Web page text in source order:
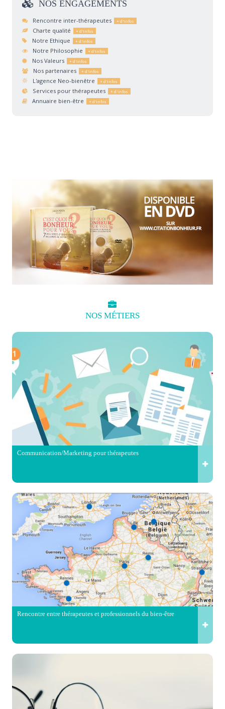
NOS ENGAGEMENTS
Rencontre inter-thérapeutes
Charte qualité
Notre Ethique
Notre Philosophie
Nos Valeurs
Nos partenaires
L'agence Neo-bienêtre
Services pour thérapeutes
Annuaire bien-être
NOS MÉTIERS
Communication/Marketing pour thérapeutes
Rencontre entre thérapeutes et professionnels du bien-être